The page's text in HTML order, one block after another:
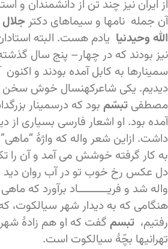
از ایران نیز چند تن از دانشمندان و
آن جمله نامها و سیماهای دکترجلال
الله وحیدنیا یادم هست. البته
نیز بودند که در چهار– پنج سال
سمینارها به کابل آمده بودند و اکنون
دیدیم. یکی شاعرکهنسال خوش سخن
مصطفی تبسّم بود که درسمینار
آمده بود. او اشعار فارسی بسیاری از
داشت. ازاین شعر واله که واژۀ
به کار گرفته خوشش می آمد و آن را
دل عکس رخ خوب تو در آب روان دید
واله شد و فریــــــــــاد برآورد که ماهی
هنگامی که به دیدار شهر سیالکوت،
رفتیم، تبسم گفت که او هم زادۀ
تهرانیها بچّۀ سیالکوت است.